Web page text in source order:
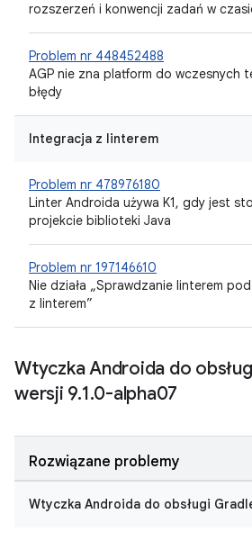
rozszerzeń i konwencji zadań w
Problem nr 448452488
AGP nie zna platform do wczesnych
błędy
Integracja z linterem
Problem nr 478976180
Linter Androida używa K1, gdy jest
projekcie biblioteki Java
Problem nr 197146610
Nie działa „Sprawdzanie linterem
z linterem”
Wtyczka Androida do
wersji 9.1.0-alpha07
Rozwiązane problemy
Wtyczka Androida do obsługi